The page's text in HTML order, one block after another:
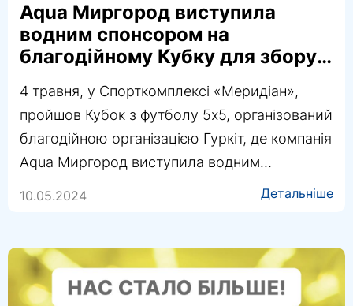
Aqua Миргород виступила
водним спонсором на
благодійному Кубку для збору
українським військовим
4 травня, у Спорткомплексі «Меридіан»,
пройшов Кубок з футболу 5х5, організований
благодійною організацією Гуркіт, де компанія
Aqua Миргород виступила водним
10.05.2024 Детальніше